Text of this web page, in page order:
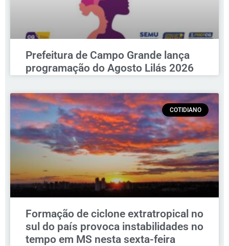
Prefeitura de Campo Grande lança
programação do Agosto Lilás 2026
COTIDIANO
Formação de ciclone extratropical no
sul do país provoca instabilidades no
tempo em MS nesta sexta-feira